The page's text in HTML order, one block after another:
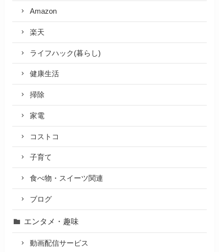
Amazon
楽天
ライフハック(暮らし)
健康生活
掃除
家電
コストコ
子育て
食べ物・スイーツ関連
ブログ
エンタメ・趣味
動画配信サービス